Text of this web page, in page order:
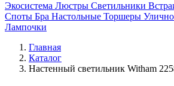
Экосистема Люстры Светильники
Споты Бра Настольные Торшеры
Лампочки
Главная
Каталог
Настенный светильник Witham